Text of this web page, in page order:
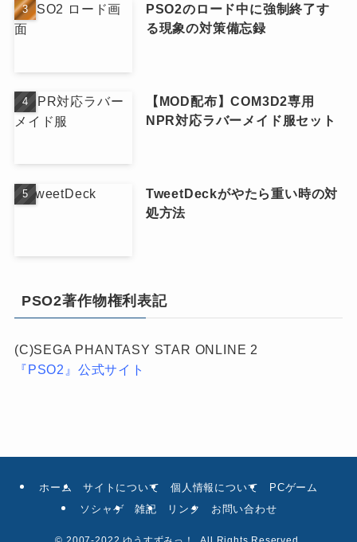
PSO2のロード中に強制終了す
る現象の対策備忘録
【MOD配布】COM3D2専用
NPR対応ラバーメイド服セット
TweetDeckがやたら重い時の対
処方法
PSO2著作物権利表記
(C)SEGA PHANTASY STAR ONLINE 2
『PSO2』公式サイト
ホーム サイトについて 個人情報について
PCゲーム
ソシャゲ
雑記 リンク お問い合わせ